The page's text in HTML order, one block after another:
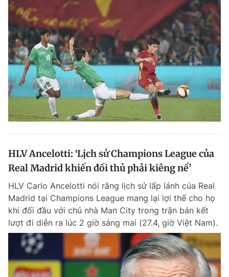
HLV Ancelotti: ‘Lịch sử Champions League của
Real Madrid khiến đối thủ phải kiêng nể’
HLV Carlo Ancelotti nói rằng lịch sử lấp lánh của Real
Madrid tại Champions League mang lại lợi thế cho họ
khi đối đầu với chủ nhà Man City trong trận bán kết
lượt đi diễn ra lúc 2 giờ sáng mai (27.4, giờ Việt Nam).